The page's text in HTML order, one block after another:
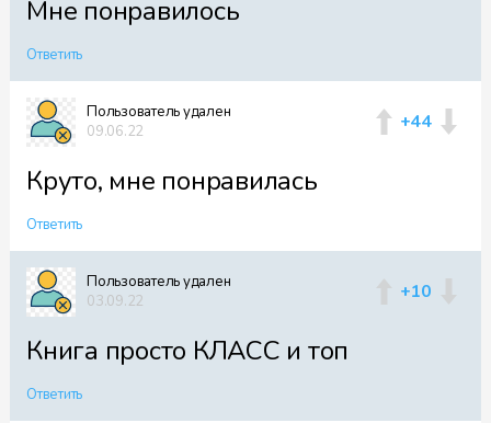
Мне понравилось
Ответить
Пользователь удален
09.06.22
+44
Круто, мне понравилась
Ответить
Пользователь удален
03.09.22
+10
Книга просто КЛАСС и топ
Ответить